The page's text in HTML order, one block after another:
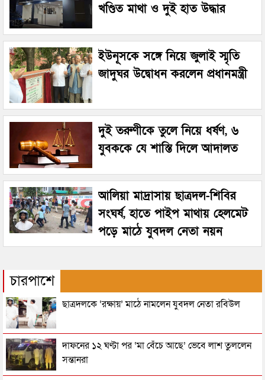
খণ্ডিত মাথা ও দুই হাত উদ্ধার
ইউনূসকে সঙ্গে নিয়ে জুলাই স্মৃতি
জাদুঘর উদ্বোধন করলেন প্রধানমন্ত্রী
দুই তরুণীকে তুলে নিয়ে ধর্ষণ, ৬
যুবককে যে শাস্তি দিলে আদালত
আলিয়া মাদ্রাসায় ছাত্রদল-শিবির
সংঘর্ষ, হাতে পাইপ মাথায় হেলমেট
পড়ে মাঠে যুবদল নেতা নয়ন
চারপাশে
ছাত্রদলকে ‘রক্ষায়’ মাঠে নামলেন যুবদল নেতা রবিউল
দাফনের ১২ ঘণ্টা পর ‘মা বেঁচে আছে’ ভেবে লাশ তুললেন
সন্তানরা